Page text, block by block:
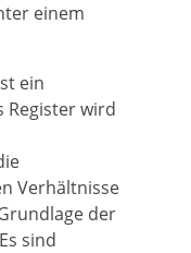
einem
ein
Register wird
Verhältnisse
der
sind